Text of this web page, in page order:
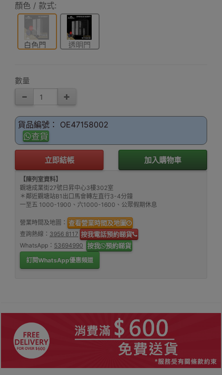
顏色 / 款式:
白色門 透明門
數量
貨品編號： OE47158002
查貨
立即結帳 加入購物車
【陳列室資料】
觀塘成業街27號日昇中心3樓302室
＊鄰近觀塘站B1出口馬會轉左直行3-4分鐘
一至五 1000-1900、六1000-1600、公眾假期休息
營業時間及地圖： 查看營業時間及地圖
查詢熱線： 3956 8117 按我電話預約睇貨
WhatsApp： 53694990 按我 預約睇貨
訂閱WhatsApp優惠頻道